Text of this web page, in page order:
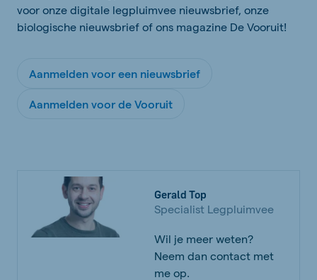
voor onze digitale legpluimvee nieuwsbrief, onze
biologische nieuwsbrief of ons magazine De Vooruit!
Aanmelden voor een nieuwsbrief
Aanmelden voor de Vooruit
Gerald Top
Specialist Legpluimvee
Wil je meer weten?
Neem dan contact met
me op.